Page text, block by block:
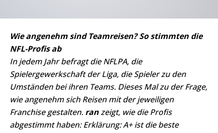
Wie angenehm sind Teamreisen? So stimmten die
NFL-Profis ab
In jedem Jahr befragt die NFLPA, die
Spielergewerkschaft der Liga, die Spieler zu den
Umständen bei ihren Teams. Dieses Mal zu der Frage,
wie angenehm sich Reisen mit der jeweiligen
Franchise gestalten. ranzeigt, wie die Profis
abgestimmt haben: Erklärung: A+ ist die beste